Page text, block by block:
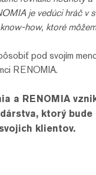
je vedúci hráč v
how, ktoré
pod svojím
RENOMIA.
a RENOMIA
ktorý
klientov.